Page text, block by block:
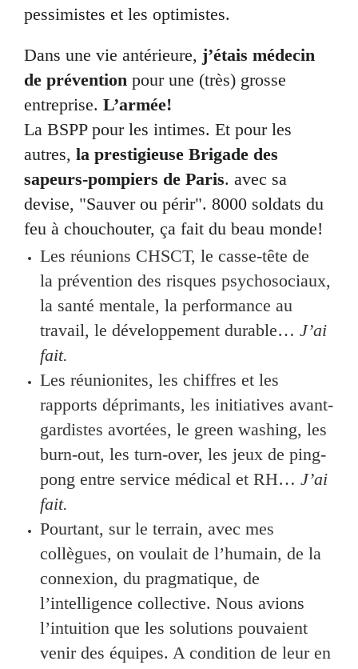
pessimistes et les optimistes.
Dans une vie antérieure, j’étais médecin
de prévention pour une (très) grosse
entreprise. L’armée!
La BSPP pour les intimes. Et pour les
autres, la prestigieuse Brigade des
sapeurs-pompiers de Paris. avec sa
devise, "Sauver ou périr". 8000 soldats du
feu à chouchouter, ça fait du beau monde!
Les réunions CHSCT, le casse-tête de
la prévention des risques psychosociaux,
la santé mentale, la performance au
travail, le développement durable… J’ai
fait.
Les réunionites, les chiffres et les
rapports déprimants, les initiatives avant-
gardistes avortées, le green washing, les
burn-out, les turn-over, les jeux de ping-
pong entre service médical et RH… J’ai
fait.
Pourtant, sur le terrain, avec mes
collègues, on voulait de l’humain, de la
connexion, du pragmatique, de
l’intelligence collective. Nous avions
l’intuition que les solutions pouvaient
venir des équipes. A condition de leur en